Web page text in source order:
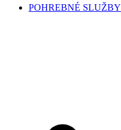
POHREBNÉ SLUŽBY